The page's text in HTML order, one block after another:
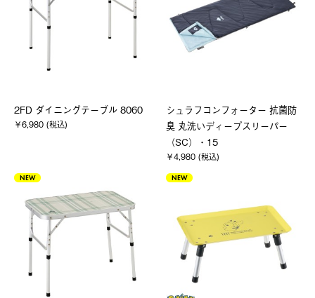
2FD ダイニングテーブル 8060
￥6,980 (税込)
シュラフコンフォーター 抗菌防
臭 丸洗いディープスリーパー
（SC）・15
￥4,980 (税込)
NEW NEW